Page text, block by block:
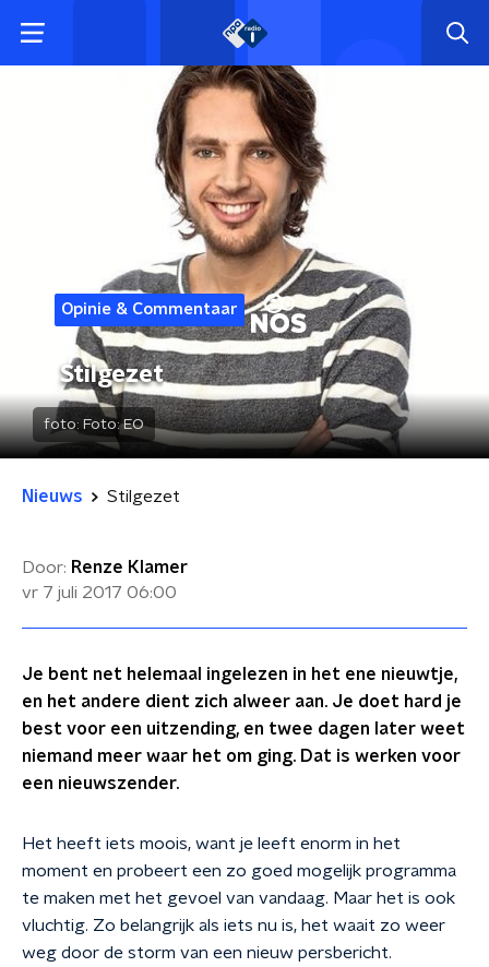
Opinie & Commentaar
Stilgezet
foto: Foto: EO
Nieuws Stilgezet
Door: Renze Klamer
vr 7 juli 2017 06:00
Je bent net helemaal ingelezen in het ene nieuwtje,
en het andere dient zich alweer aan. Je doet hard je
best voor een uitzending, en twee dagen later weet
niemand meer waar het om ging. Dat is werken voor
een nieuwszender.
Het heeft iets moois, want je leeft enorm in het
moment en probeert een zo goed mogelijk programma
te maken met het gevoel van vandaag. Maar het is ook
vluchtig. Zo belangrijk als iets nu is, het waait zo weer
weg door de storm van een nieuw persbericht.